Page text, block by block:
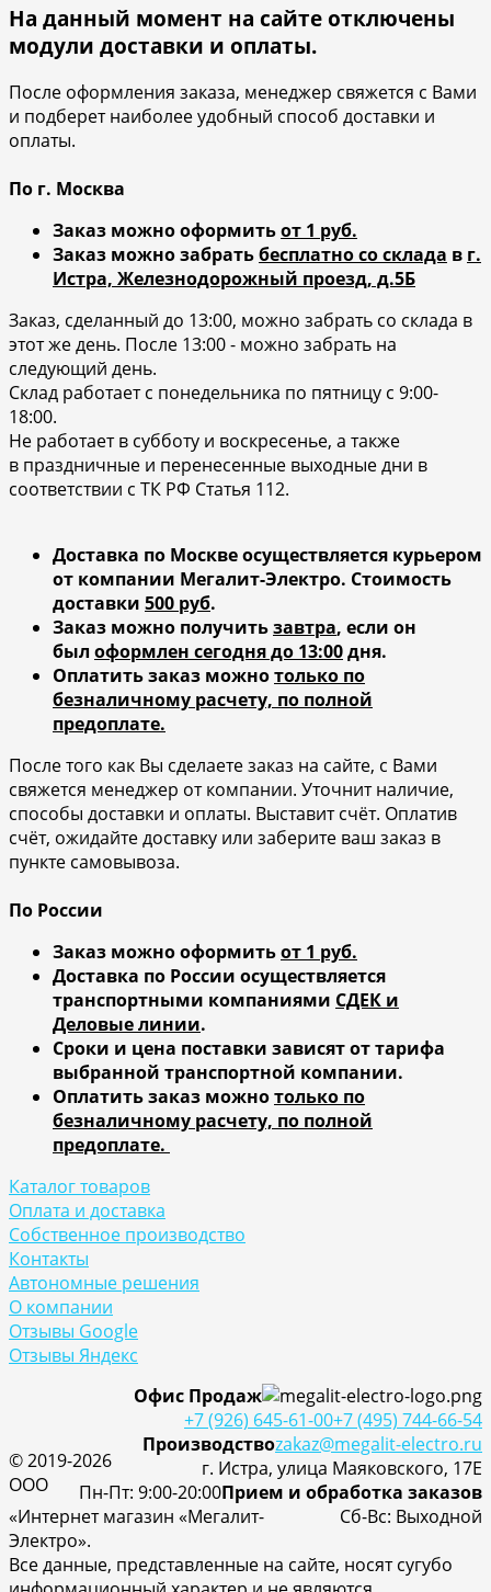
На данный момент на сайте отключены
модули доставки и оплаты.
После оформления заказа, менеджер свяжется с Вами
и подберет наиболее удобный способ доставки и
оплаты.
По г. Москва
Заказ можно оформитьот 1 руб.
Заказ можно забратьбесплатно со склада в г.
Истра, Железнодорожный проезд, д.5Б
Заказ, сделанный до 13:00, можно забрать со склада в
этот же день. После 13:00 - можно забрать на
следующий день.
Склад работает с понедельника по пятницу с 9:00-
18:00.
Не работает в субботу и воскресенье, а также
в праздничные и перенесенные выходные дни в
соответствии с ТК РФ Статья 112.
Доставка по Москве осуществляется курьером
от компании Мегалит-Электро. Стоимость
доставки 500 руб.
Заказ можно получитьзавтра, если он
был оформлен сегодня до 13:00дня.
Оплатить заказ можнотолько по
безналичному расчету, по полной
предоплате.
После того как Вы сделаете заказ на сайте, с Вами
свяжется менеджер от компании. Уточнит наличие,
способы доставки и оплаты. Выставит счёт. Оплатив
счёт, ожидайте доставку или заберите ваш заказ в
пункте самовывоза.
По России
Заказ можно оформитьот 1 руб.
Доставка по России осуществляется
транспортными компаниями СДЕК и
Деловые линии.
Сроки и цена поставки зависят от тарифа
выбранной транспортной компании.
Оплатить заказ можнотолько по
безналичному расчету, по полной
предоплате.
Каталог товаров
Оплата и доставка
Собственное производство
Контакты
Автономные решения
О компании
Отзывы Google
Отзывы Яндекс
Офис Продаж
+7 (495) 744-66-54
+7 (926) 645-61-00
zakaz@megalit-electro.ru
Производство
г. Истра, улица Маяковского, 17Е
Прием и обработка заказов
Пн-Пт: 9:00-20:00
Cб-Вс: Выходной
© 2019-2026
ООО
«Интернет магазин «Мегалит-
Электро».
Все данные, представленные на сайте, носят сугубо